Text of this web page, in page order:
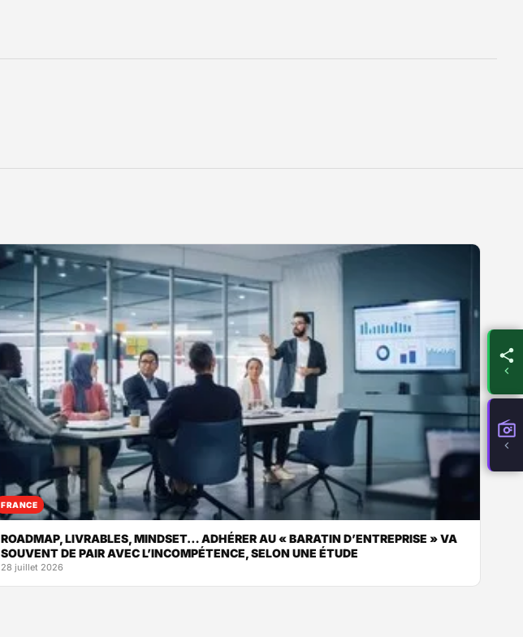
FRANCE
ROADMAP, LIVRABLES, MINDSET… ADHÉRER AU « BARATIN D’ENTREPRISE » VA
SOUVENT DE PAIR AVEC L’INCOMPÉTENCE, SELON UNE ÉTUDE
28 juillet 2026